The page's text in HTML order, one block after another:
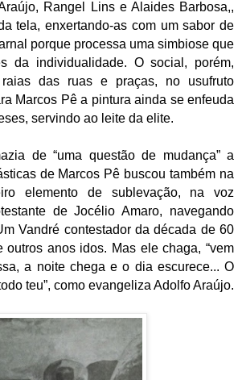
Rangel Lins e Alaides Barbosa,,
tela, enxertando-as com um sabor de
porque processa uma simbiose que
da individualidade. O social, porém,
das ruas e praças, no usufruto
Marcos Pê a pintura ainda se enfeuda
servindo ao leite da elite.
de “uma questão de mudança” a
de Marcos Pê buscou também na
elemento de sublevação, na voz
de Jocélio Amaro, navegando
Vandré contestador da década de 60
outros anos idos. Mas ele chaga, “vem
a noite chega e o dia escurece... O
teu”, como evangeliza Adolfo Araújo.